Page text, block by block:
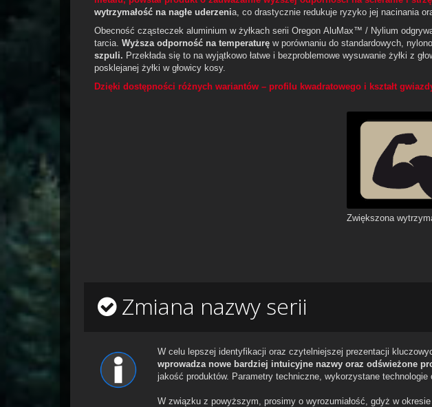
wytrzymałość na nagłe uderzenia, co drastycznie redukuje ryzyko jej nacinania
Obecność cząsteczek aluminium w żyłkach serii Oregon AluMax™ / Nylium
tarcia. Wyższa odporność na temperaturę w porównaniu do standardowych,
szpuli. Przekłada się to na wyjątkowo łatwe i bezproblemowe wysuwanie żyłki z
posklejanej żyłki w głowicy kosy.
Dzięki dostępności różnych wariantów – profilu kwadratowego i kształt
Zwiększona
Zmiana nazwy serii
W celu lepszej identyfikacji oraz czytelniejszej prezentacji
wprowadza nowe bardziej intuicyjne nazwy oraz odświeżone
jakość produktów. Parametry techniczne, wykorzystane technologie
W związku z powyższym, prosimy o wyrozumiałość, gdyż w